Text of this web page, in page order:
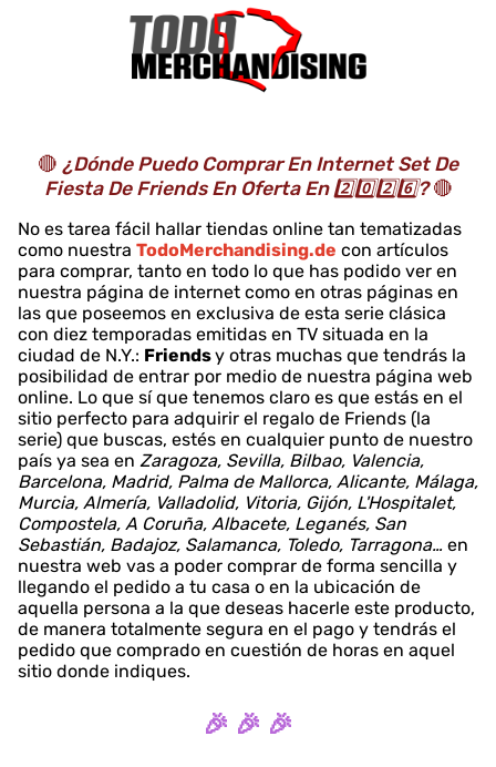
🔴 ¿Dónde Puedo Comprar En Internet Set De
Fiesta De Friends En Oferta En 2️⃣0️⃣2️⃣6️⃣?🔴
No es tarea fácil hallar tiendas online tan tematizadas
como nuestra TodoMerchandising.de con artículos
para comprar, tanto en todo lo que has podido ver en
nuestra página de internet como en otras páginas en
las que poseemos en exclusiva de esta serie clásica
con diez temporadas emitidas en TV situada en la
ciudad de N.Y.: Friendsy otras muchas que tendrás la
posibilidad de entrar por medio de nuestra página web
online. Lo que sí que tenemos claro es que estás en el
sitio perfecto para adquirir el regalo de Friends (la
serie) que buscas, estés en cualquier punto de nuestro
país ya sea en Zaragoza, Sevilla, Bilbao, Valencia,
Barcelona, Madrid, Palma de Mallorca, Alicante, Málaga,
Murcia, Almería, Valladolid, Vitoria, Gijón, L'Hospitalet,
Compostela, A Coruña, Albacete, Leganés, San
Sebastián, Badajoz, Salamanca, Toledo, Tarragona… en
nuestra web vas a poder comprar de forma sencilla y
llegando el pedido a tu casa o en la ubicación de
aquella persona a la que deseas hacerle este producto,
de manera totalmente segura en el pago y tendrás el
pedido que comprado en cuestión de horas en aquel
sitio donde indiques.
🎉 🎉 🎉